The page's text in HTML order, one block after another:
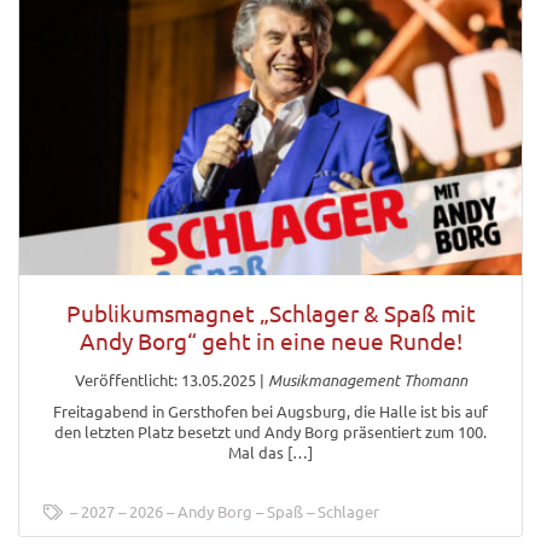
Publikumsmagnet „Schlager & Spaß mit
Andy Borg“ geht in eine neue Runde!
Veröffentlicht: 13.05.2025| Musikmanagement Thomann
Freitagabend in Gersthofen bei Augsburg, die Halle ist bis auf
den letzten Platz besetzt und Andy Borg präsentiert zum 100.
Mal das […]
2027 2026 Andy Borg Spaß Schlager